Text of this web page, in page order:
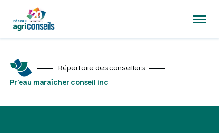
la
Répertoire des conseillers
Pr'eau maraîcher conseil inc.